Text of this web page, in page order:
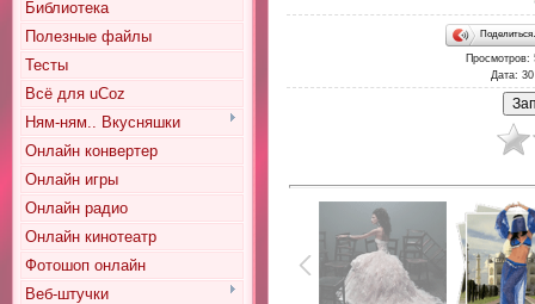
Библиотека
Полезные файлы
Тесты
Всё для uCoz
Ням-ням.. Вкусняшки
Онлайн конвертер
Онлайн игры
Онлайн радио
Онлайн кинотеатр
Фотошоп онлайн
Веб-штучки
Просмотров:
Дата: 30